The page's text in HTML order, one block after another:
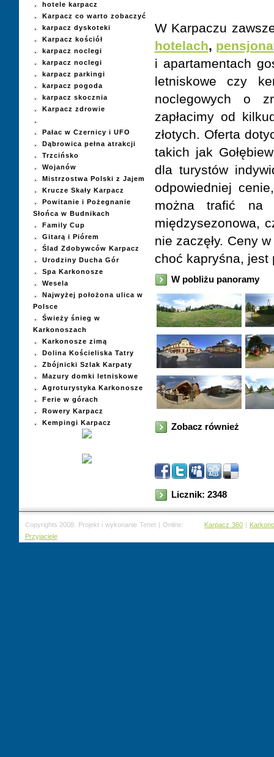
hotele karpacz
Karpacz co warto zobaczyć
karpacz dyskoteki
Karpacz kościół
karpacz noclegi
karpacz noclegi
karpacz parkingi
karpacz pogoda
karpacz skocznia
Karpacz zdrowie
Pałac w Czernicy i UFO
Dąbrowica pełna atrakcji
Trzcińsko
Wojanów
Mistrzostwa Polski z Jajem
Krucze Skały Karpacz
Powitanie i Pożegnanie
Słońca w Budnikach
Family Cup
Gitarą i Piórem
Ślad Zdobywców Karpacz
Urodziny Ducha Gór
Spa Karkonosze
Wesela
Najwyżej położona ulica w
Polsce
Świeży śnieg w
Karkonoszach
Karkonosze zimą
Dolina Kościeliska Tatry
Zbójnicki Szlak Karpaty
Mazury domki letniskowe
Agroturystyka Karkonosze
Ferie w górach
Rowery Karpacz
Kempingi Karpacz
W Karpaczu
hotelach,
i apartamentach
letniskowe czy
noclegowych o
zapłacimy od
złotych. Oferta
takich jak
dla turystów
odpowiedniej
można trafić na
międzysezonowa,
nie zaczęły. Ceny
choć kapryśna, jest
W pobliżu panoramy
Zobacz również
Licznik: 2348
Copyrights 2008. Projekt i wykonanie Tenet | Online: Karpacz 360 |
Przyjaciele